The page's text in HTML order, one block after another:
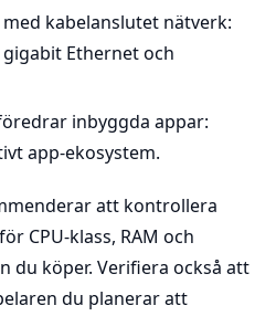
kabelanslutet nätverk:
Ethernet och
inbyggda appar:
app-ekosystem.
att kontrollera
CPU-klass, RAM och
du köper. Verifiera också att
du planerar att